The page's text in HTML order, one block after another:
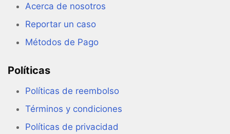
Acerca de nosotros
Reportar un caso
Métodos de Pago
Políticas
Políticas de reembolso
Términos y condiciones
Políticas de privacidad